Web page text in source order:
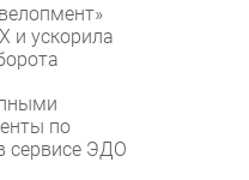
и ускорила
по
сервисе ЭДО